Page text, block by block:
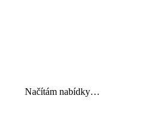
Načítám nabídky…